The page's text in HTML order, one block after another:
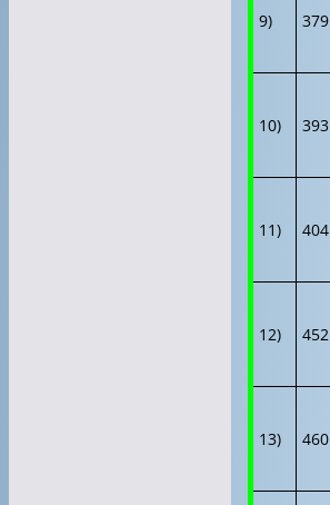
9) 379
10) 393
11) 404
12) 452
13) 460